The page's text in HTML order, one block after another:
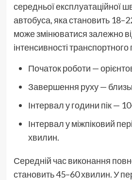
середньої експлуатаційної
автобуса, яка становить
може змінюватися залежно
інтенсивності транспортного
Початок роботи —
Завершення руху —
Інтервал у години пік —
Інтервал у міжпіковий
хвилин.
Середній час виконання
становить 45–60 хвилин. У